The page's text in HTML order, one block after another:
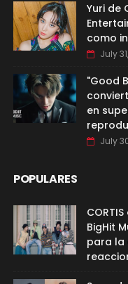
Yuri de
como
July
"Good
en
July
POPULARES
BigHit
para la